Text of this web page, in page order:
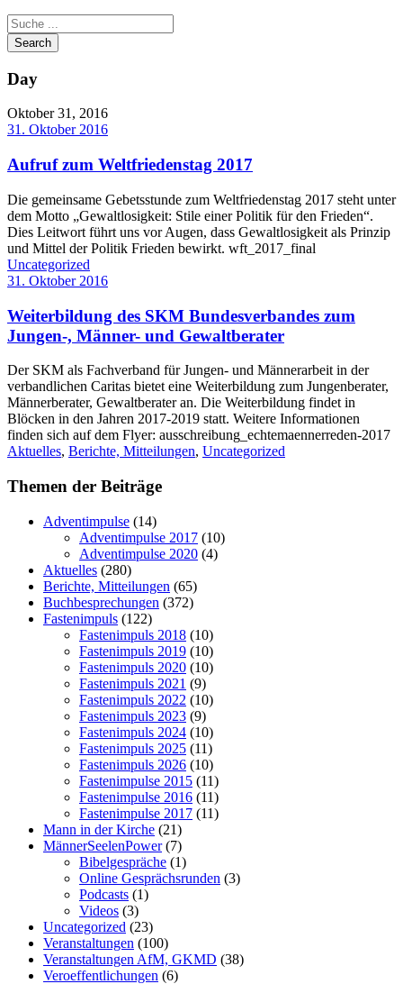
Day
Oktober 31, 2016
31. Oktober 2016
Aufruf zum Weltfriedenstag 2017
Die gemeinsame Gebetsstunde zum Weltfriedenstag 2017 steht unter
dem Motto „Gewaltlosigkeit: Stile einer Politik für den Frieden“.
Dies Leitwort führt uns vor Augen, dass Gewaltlosigkeit als Prinzip
und Mittel der Politik Frieden bewirkt. wft_2017_final
Uncategorized
31. Oktober 2016
Weiterbildung des SKM Bundesverbandes zum
Jungen-, Männer- und Gewaltberater
Der SKM als Fachverband für Jungen- und Männerarbeit in der
verbandlichen Caritas bietet eine Weiterbildung zum Jungenberater,
Männerberater, Gewaltberater an. Die Weiterbildung findet in
Blöcken in den Jahren 2017-2019 statt. Weitere Informationen
finden sich auf dem Flyer: ausschreibung_echtemaennerreden-2017
Aktuelles, Berichte, Mitteilungen, Uncategorized
Themen der Beiträge
Adventimpulse (14)
Adventimpulse 2017 (10)
Adventimpulse 2020 (4)
Aktuelles (280)
Berichte, Mitteilungen (65)
Buchbesprechungen (372)
Fastenimpuls (122)
Fastenimpuls 2018 (10)
Fastenimpuls 2019 (10)
Fastenimpuls 2020 (10)
Fastenimpuls 2021 (9)
Fastenimpuls 2022 (10)
Fastenimpuls 2023 (9)
Fastenimpuls 2024 (10)
Fastenimpuls 2025 (11)
Fastenimpuls 2026 (10)
Fastenimpulse 2015 (11)
Fastenimpulse 2016 (11)
Fastenimpulse 2017 (11)
Mann in der Kirche (21)
MännerSeelenPower(7)
Bibelgespräche (1)
Online Gesprächsrunden (3)
Podcasts (1)
Videos (3)
Uncategorized (23)
Veranstaltungen (100)
Veranstaltungen AfM, GKMD (38)
Veroeffentlichungen (6)